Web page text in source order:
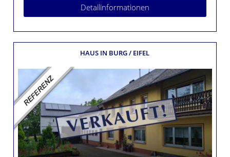
Detailinformationen
HAUS IN BURG / EIFEL